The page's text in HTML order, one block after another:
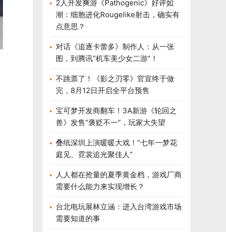
2人开发爽游《Pathogenic》好评如
潮：细胞进化Rougelike射击，确实有
点意思？
对话《追逐卡蕾多》制作人：从一张
图，到腾讯“机车美少女二游”！
不跳票了！《影之刃零》官宣终于做
完，8月12日开启全平台预售
宝可梦开发商翻车！3A新游《轮回之
兽》发售“褒贬不一”，玩家大失望
叠纸深圳上演暖暖大戏！“七年一梦花
庭见、霓裳追光聚佳人”
人人都在抢量的夏季黄金档，游戏厂商
需要什么能力来实现增长？
台北电玩展林立涵：进入台湾游戏市场
需要知道的事